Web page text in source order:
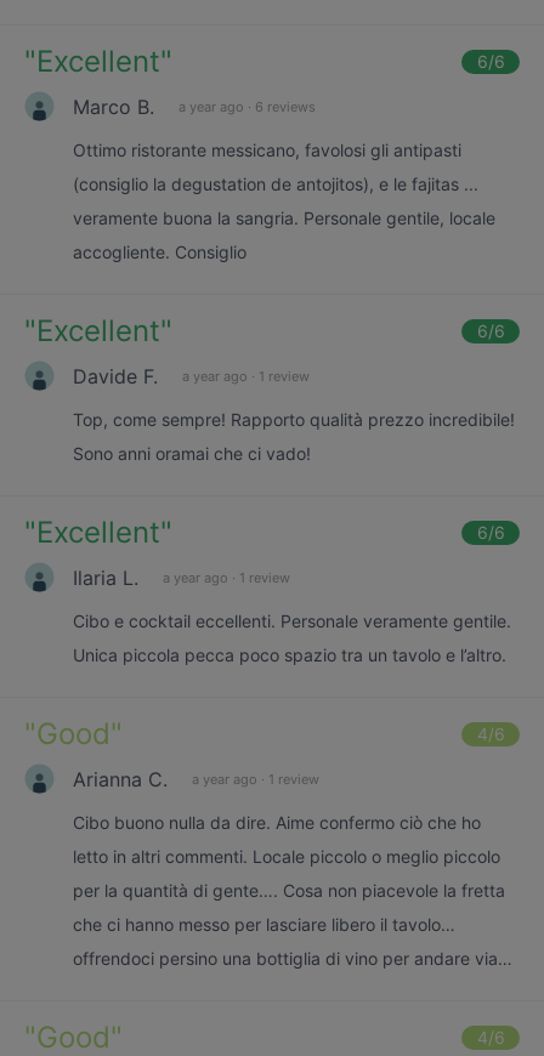
"Excellent" 6/6
Marco B. a year ago · 6 reviews
Ottimo ristorante messicano, favolosi gli antipasti
(consiglio la degustation de antojitos), e le fajitas ...
veramente buona la sangria. Personale gentile, locale
accogliente. Consiglio
"Excellent" 6/6
Davide F. a year ago · 1 review
Top, come sempre! Rapporto qualità prezzo incredibile!
Sono anni oramai che ci vado!
"Excellent" 6/6
Ilaria L. a year ago · 1 review
Cibo e cocktail eccellenti. Personale veramente gentile.
Unica piccola pecca poco spazio tra un tavolo e l’altro.
"Good" 4/6
Arianna C. a year ago · 1 review
Cibo buono nulla da dire. Aime confermo ciò che ho
letto in altri commenti. Locale piccolo o meglio piccolo
per la quantità di gente…. Cosa non piacevole la fretta
che ci hanno messo per lasciare libero il tavolo…
offrendoci persino una bottiglia di vino per andare via…
"Good" 4/6